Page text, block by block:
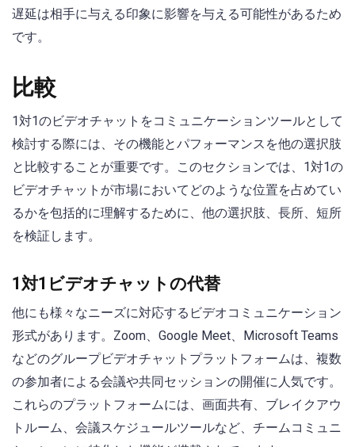
遅延は相手に与える印象に影響を与える可能性があるため
です。
比較
1対1のビデオチャットをコミュニケーションツールとして
検討する際には、その機能とパフォーマンスを他の選択肢
と比較することが重要です。このセクションでは、1対1の
ビデオチャットが市場においてどのような位置を占めてい
るかを包括的に理解するために、他の選択肢、長所、短所
を検証します。
1対1ビデオチャットの代替
他にも様々なニーズに対応するビデオコミュニケーション
形式があります。Zoom、Google Meet、Microsoft Teams
などのグループビデオチャットプラットフォームは、複数
の参加者による会議や共同セッションの開催に人気です。
これらのプラットフォームには、画面共有、ブレイクアウ
トルーム、会議スケジュールツールなど、チームコミュニ